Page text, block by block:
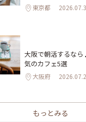
東京都
大阪で朝活するな
気のカフェ5選
大阪府
もっとみる